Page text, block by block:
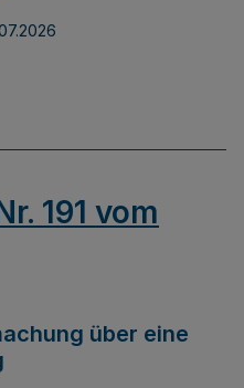
191 vom
über eine